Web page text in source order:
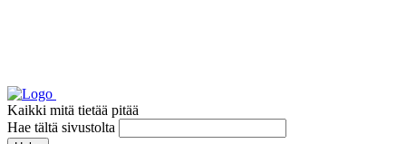
Kaikki mitä tietää pitää
Hae tältä sivustolta